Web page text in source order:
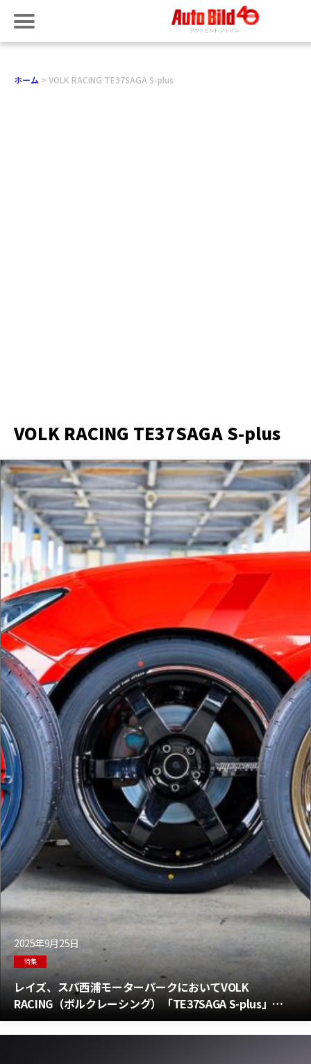
ホーム VOLK RACING TE37SAGA S-plus
VOLK RACING TE37SAGA S-plus
2025年9月25日
特集
レイズ、スパ西浦モーターパークにおいてVOLK
RACING（ボルクレーシング）「TE37SAGA S-plus」
「CE28N-plus」「ZE40」比較検証テストを実施